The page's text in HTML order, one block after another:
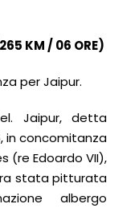
KM / 06 ORE)
per Jaipur.
Jaipur, detta
in concomitanza
(re Edoardo VII),
stata pitturata
albergo